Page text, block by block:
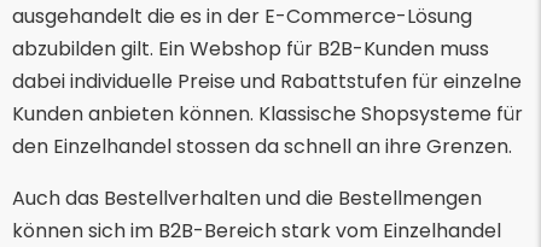
ausgehandelt die es in der E-Commerce-Lösung
abzubilden gilt. Ein Webshop für B2B-Kunden muss
dabei individuelle Preise und Rabattstufen für einzelne
Kunden anbieten können. Klassische Shopsysteme für
den Einzelhandel stossen da schnell an ihre Grenzen.
Auch das Bestellverhalten und die Bestellmengen
können sich im B2B-Bereich stark vom Einzelhandel